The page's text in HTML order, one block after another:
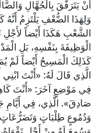
أَنْ يَتَرَفَّقَ بِالْجُهَّالِ
وَلِهَذَا الضُّعْفِ يَلْتَزِمُ أَنَّهُ
الشَّعْبِ هَكَذَا أَيْضاً لأَجْلِ
الْوَظِيفَةَ بِنَفْسِهِ، بَلِ
كَذَلِكَ الْمَسِيحُ أَيْضاً لَمْ
الَّذِي قَالَ لَهُ: «أَنْتَ ابْنِي
فِي مَوْضِعٍ آخَرَ: «أَنْتَ
صَادِقَ». الَّذِي، فِي
وَدُمُوعٍ طِلْبَاتٍ وَتَضَرُّعَاتٍ